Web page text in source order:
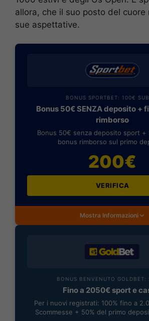
allora, che il suo posto del cuore
sue aspettative.
BONUS SPORTBET: 100€
Bonus 50€ SENZA deposito +
rimborso
Bonus 50€ senza deposito sport +
bonus rimborso sul primo
200€
VERIFICA
Mostra Informazioni
BONUS BENVENUTO
Fino a 2050€ sport e
Per i nuovi registrati: 100% fino a
Scommesse + 50% del primo